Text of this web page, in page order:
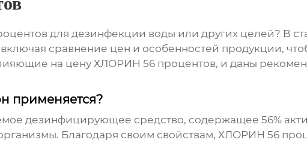
для дезинфекции воды или других целей? В
сравнение цен и особенностей продукции,
на ценуХЛОРИН 56 процентов, и даны
применяется?
дезинфицирующее средство, содержащее 56%
Благодаря своим свойствам, ХЛОРИН 56